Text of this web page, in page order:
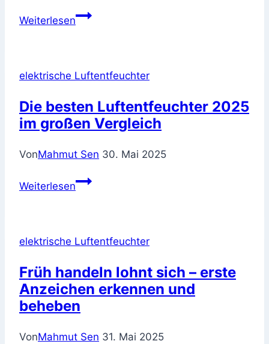
WeiterlesenGibt
energiesparende
elektrische Luftentfeuchter
Die besten Luftentfeuchter 2025
im großen Vergleich
VonMahmut Sen 30. Mai 2025
WeiterlesenDie
im
Vergleich
elektrische Luftentfeuchter
Früh handeln lohnt sich – erste
Anzeichen erkennen und
beheben
VonMahmut Sen 31. Mai 2025